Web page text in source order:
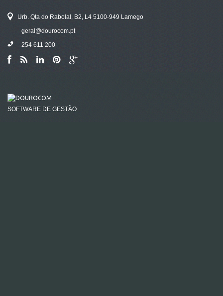
Urb. Qta do Rabolal, B2, L4 5100-949 Lamego
geral@dourocom.pt
254 611 200
SOFTWARE DE GESTÃO